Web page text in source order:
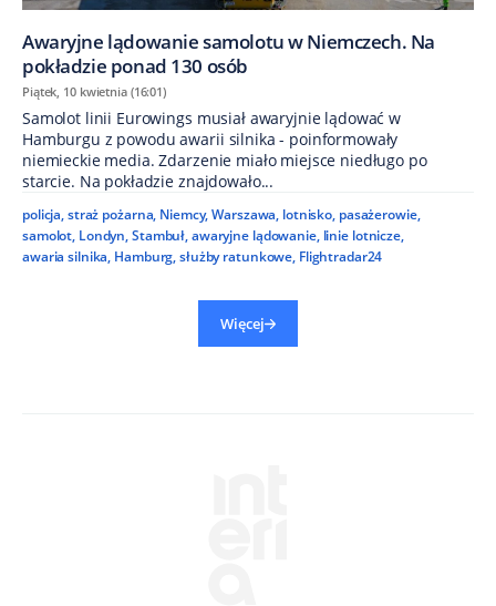
Awaryjne lądowanie samolotu w Niemczech. Na
pokładzie ponad 130 osób
Piątek, 10 kwietnia (16:01)
Samolot linii Eurowings musiał awaryjnie lądować w
Hamburgu z powodu awarii silnika - poinformowały
niemieckie media. Zdarzenie miało miejsce niedługo po
starcie. Na pokładzie znajdowało...
policja,straż pożarna, Niemcy,Warszawa, lotnisko, pasażerowie,
samolot, Londyn,Stambuł,awaryjne lądowanie, linie lotnicze,
awaria silnika, Hamburg,służby ratunkowe, Flightradar24
Więcej